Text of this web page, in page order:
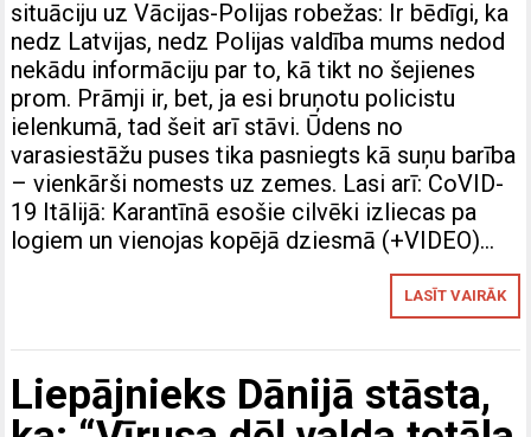
situāciju uz Vācijas-Polijas robežas: Ir bēdīgi, ka
nedz Latvijas, nedz Polijas valdība mums nedod
nekādu informāciju par to, kā tikt no šejienes
prom. Prāmji ir, bet, ja esi bruņotu policistu
ielenkumā, tad šeit arī stāvi. Ūdens no
varasiestāžu puses tika pasniegts kā suņu barība
– vienkārši nomests uz zemes. Lasi arī: CoVID-
19 Itālijā: Karantīnā esošie cilvēki izliecas pa
logiem un vienojas kopējā dziesmā (+VIDEO)…
LASĪT VAIRĀK
Liepājnieks Dānijā stāsta,